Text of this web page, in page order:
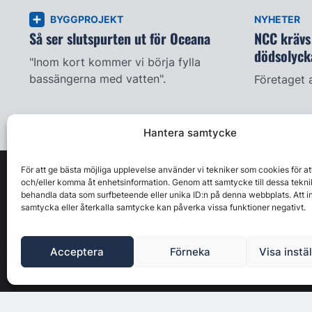
Hantera samtycke
För att ge bästa möjliga upplevelse använder vi tekniker som cookies för
och/eller komma åt enhetsinformation. Genom att samtycke till dessa
behandla data som surfbeteende eller unika ID:n på denna webbplats. Att
samtycka eller återkalla samtycke kan påverka vissa funktioner negativt.
Acceptera Förneka Visa
BYGGPROJEKT
Så ser slutspurten ut för Oceana
"Inom kort kommer vi börja fylla
bassängerna med vatten".
NYHETER
NCC
Företaget